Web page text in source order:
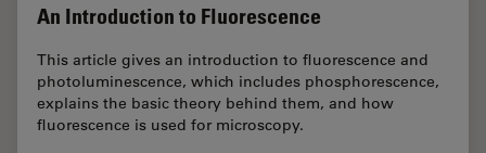
An Introduction to Fluorescence
This article gives an introduction to fluorescence and
photoluminescence, which includes phosphorescence,
explains the basic theory behind them, and how
fluorescence is used for microscopy.